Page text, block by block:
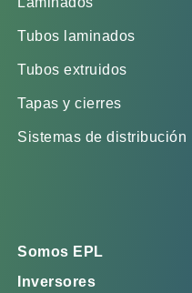
Tubos laminados
Tubos extruidos
Tapas y cierres
Sistemas de distribución
Somos EPL
Inversores